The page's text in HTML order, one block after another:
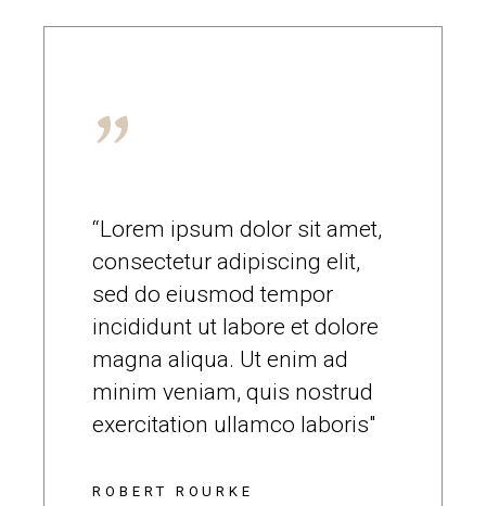
“Lorem ipsum dolor sit amet,
consectetur adipiscing elit,
sed do eiusmod tempor
incididunt ut labore et dolore
magna aliqua. Ut enim ad
minim veniam, quis nostrud
exercitation ullamco laboris"
ROBERT ROURKE